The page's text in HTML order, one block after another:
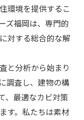
環境を提供するこ
ズ福岡は、専門的
対する総合的な解
と分析から始まり
調査し、建物の構
、最適なカビ対策
す。私たちは素材